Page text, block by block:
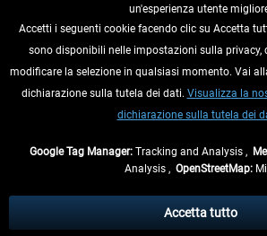
RECEDERE DAL CONTRATTO
INFORMAZIONI
eventualmente le spese di spedizione, se non
** Riguarda le spedizioni al di fuori della Germania,
un'esperienza utente
Accetti i seguenti cookie facendo clic su Accetta
sono disponibili nelle impostazioni sulla privacy,
modificare la selezione in qualsiasi momento. Vai
dichiarazione sulla tutela dei dati. Visualizza la
dichiarazione sulla tutela dei
Google Tag Manager: Tracking and Analysis ,
Analysis , OpenStreetMap:
Accetta tutto